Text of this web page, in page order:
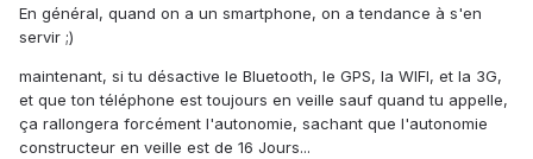
En général, quand on a un smartphone, on a tendance à s'en
servir ;)
maintenant, si tu désactive le Bluetooth, le GPS, la WIFI, et la 3G,
et que ton téléphone est toujours en veille sauf quand tu appelle,
ça rallongera forcément l'autonomie, sachant que l'autonomie
constructeur en veille est de 16 Jours...